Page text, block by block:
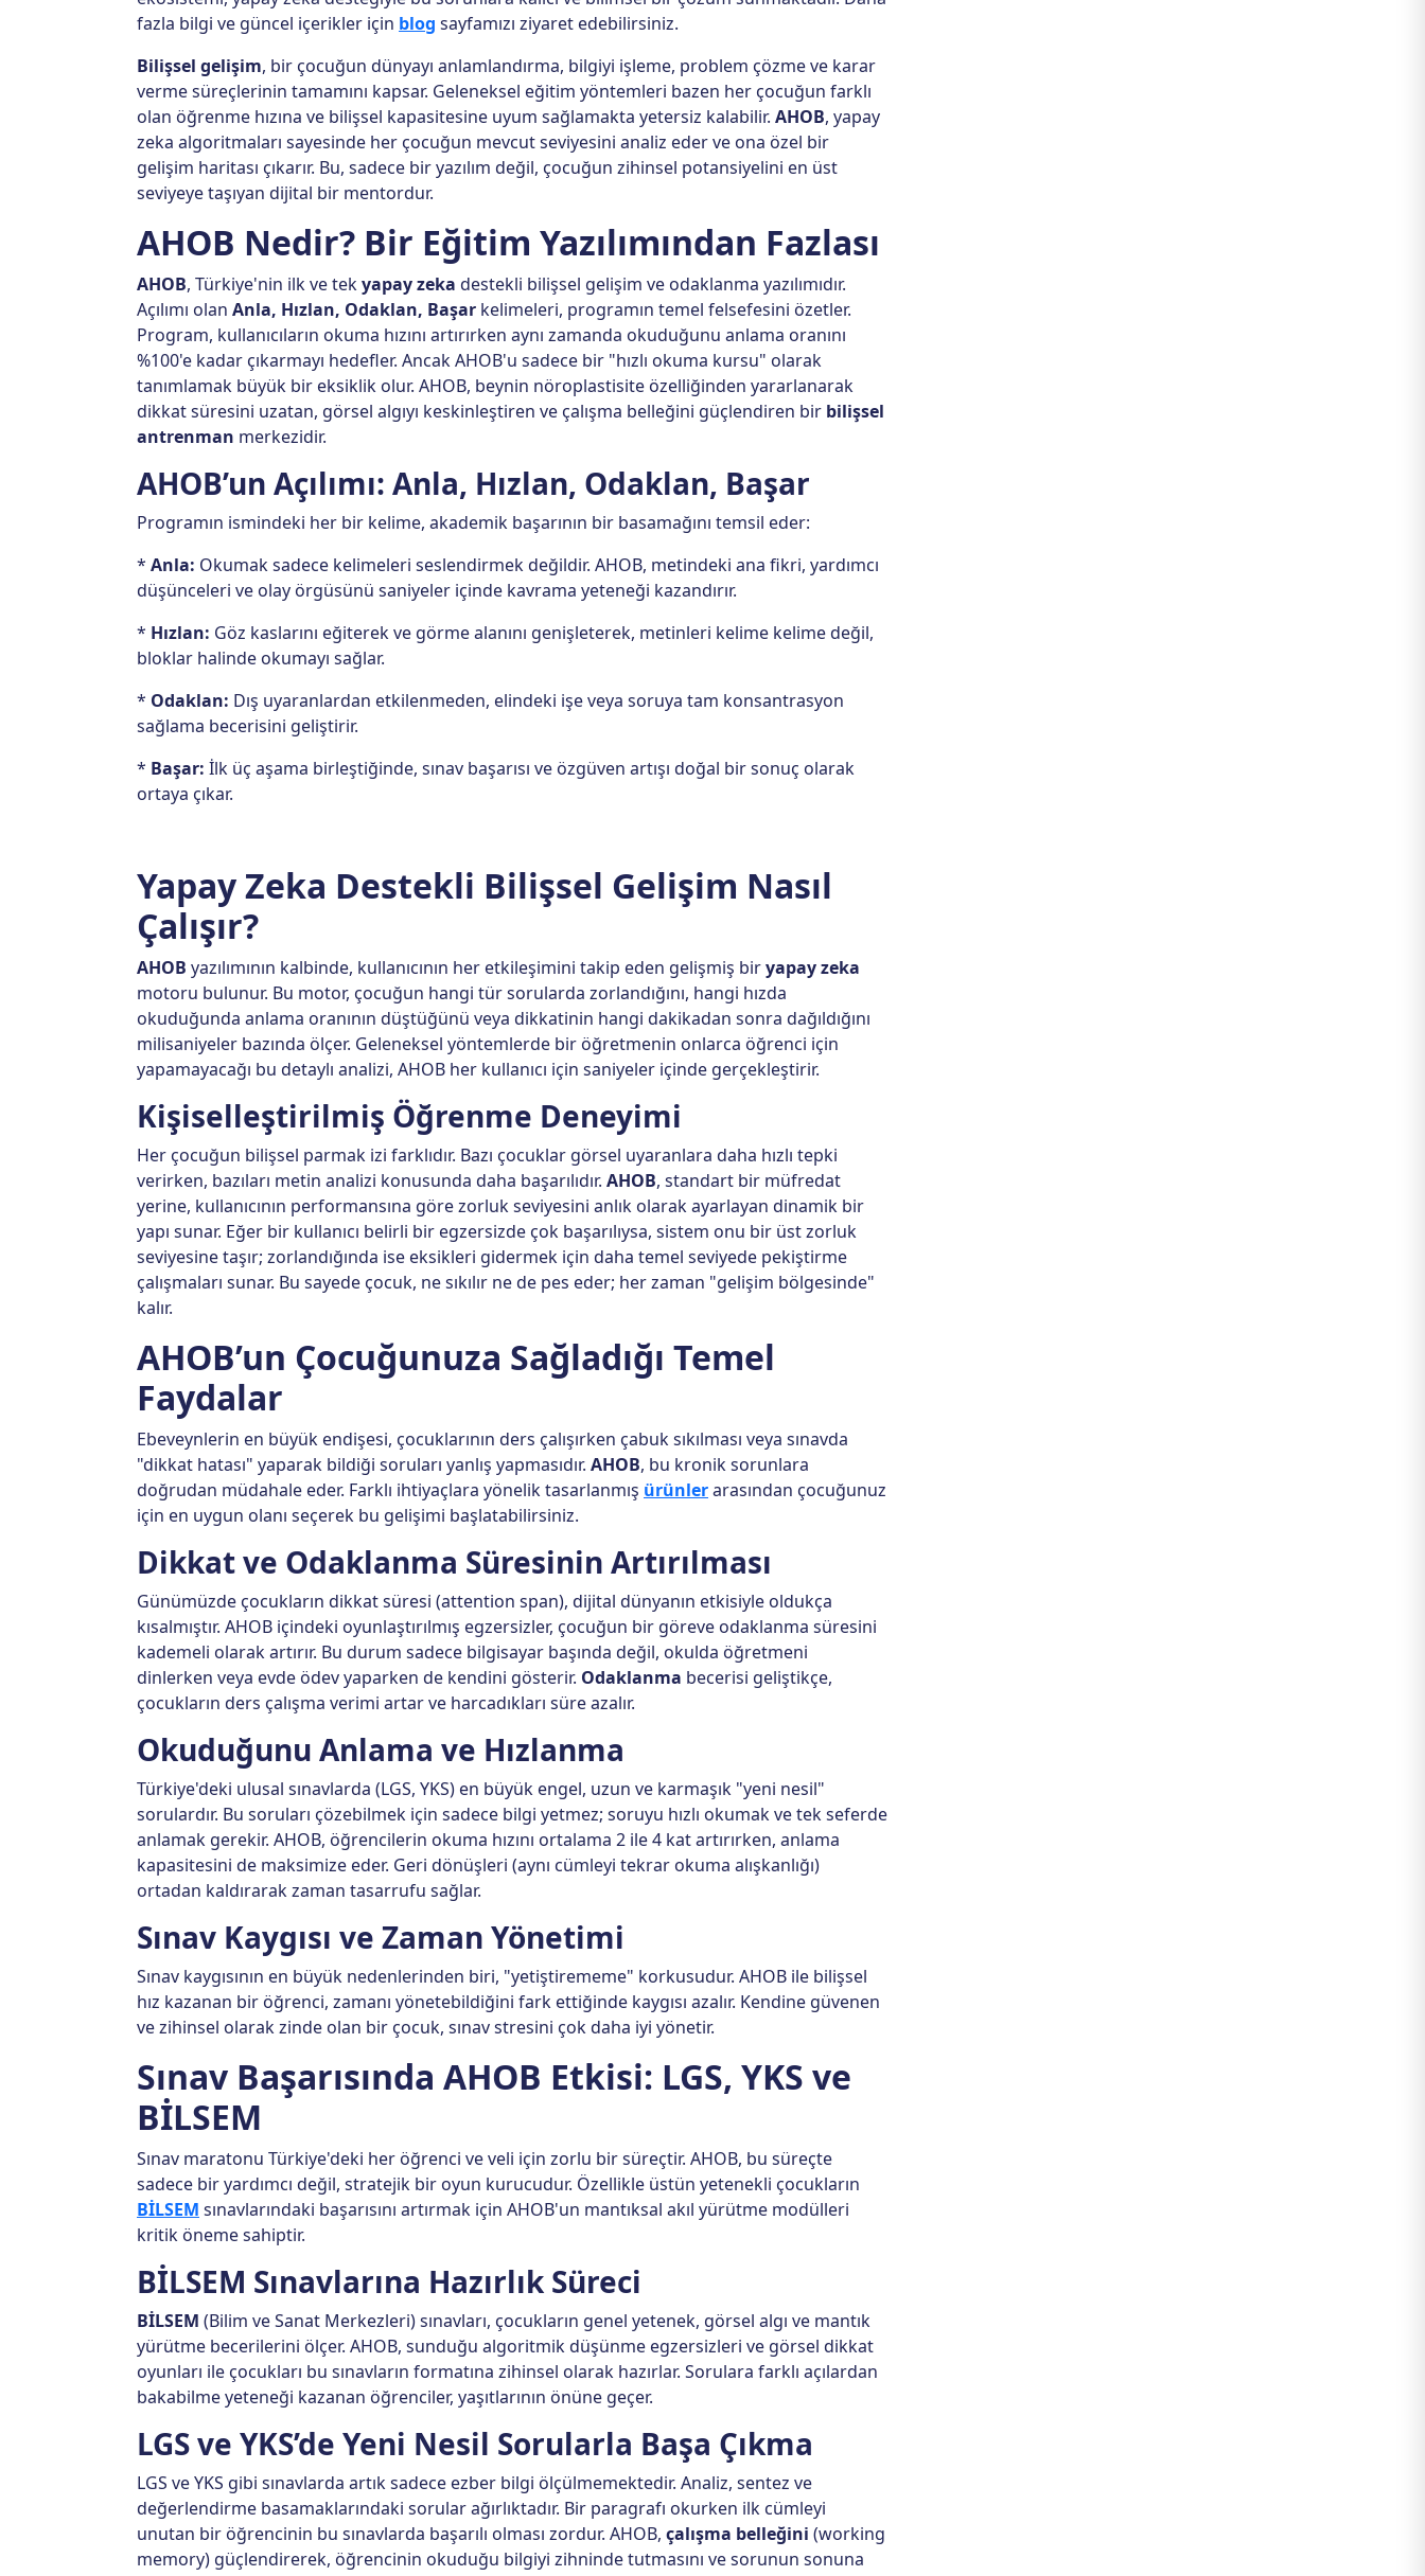
fazla bilgi ve güncel içerikler için blog sayfamızı ziyaret edebilirsiniz.
Bilişsel gelişim, bir çocuğun dünyayı anlamlandırma, bilgiyi işleme, problem çözme ve karar
verme süreçlerinin tamamını kapsar. Geleneksel eğitim yöntemleri bazen her çocuğun farklı
olan öğrenme hızına ve bilişsel kapasitesine uyum sağlamakta yetersiz kalabilir. AHOB, yapay
zeka algoritmaları sayesinde her çocuğun mevcut seviyesini analiz eder ve ona özel bir
gelişim haritası çıkarır. Bu, sadece bir yazılım değil, çocuğun zihinsel potansiyelini en üst
seviyeye taşıyan dijital bir mentordur.
AHOB Nedir? Bir Eğitim Yazılımından Fazlası
AHOB, Türkiye'nin ilk ve tekyapay zeka destekli bilişsel gelişim ve odaklanma yazılımıdır.
Açılımı olan Anla, Hızlan, Odaklan, Başar kelimeleri, programın temel felsefesini özetler.
Program, kullanıcıların okuma hızını artırırken aynı zamanda okuduğunu anlama oranını
%100'e kadar çıkarmayı hedefler. Ancak AHOB'u sadece bir "hızlı okuma kursu" olarak
tanımlamak büyük bir eksiklik olur. AHOB, beynin nöroplastisite özelliğinden yararlanarak
dikkat süresini uzatan, görsel algıyı keskinleştiren ve çalışma belleğini güçlendiren bir bilişsel
antrenman merkezidir.
AHOB’un Açılımı: Anla, Hızlan, Odaklan, Başar
Programın ismindeki her bir kelime, akademik başarının bir basamağını temsil eder:
* Anla: Okumak sadece kelimeleri seslendirmek değildir. AHOB, metindeki ana fikri, yardımcı
düşünceleri ve olay örgüsünü saniyeler içinde kavrama yeteneği kazandırır.
* Hızlan: Göz kaslarını eğiterek ve görme alanını genişleterek, metinleri kelime kelime değil,
bloklar halinde okumayı sağlar.
* Odaklan: Dış uyaranlardan etkilenmeden, elindeki işe veya soruya tam konsantrasyon
sağlama becerisini geliştirir.
* Başar: İlk üç aşama birleştiğinde, sınav başarısı ve özgüven artışı doğal bir sonuç olarak
ortaya çıkar.
Yapay Zeka Destekli Bilişsel Gelişim Nasıl
Çalışır?
AHOB yazılımının kalbinde, kullanıcının her etkileşimini takip eden gelişmiş biryapay zeka
motoru bulunur. Bu motor, çocuğun hangi tür sorularda zorlandığını, hangi hızda
okuduğunda anlama oranının düştüğünü veya dikkatinin hangi dakikadan sonra dağıldığını
milisaniyeler bazında ölçer. Geleneksel yöntemlerde bir öğretmenin onlarca öğrenci için
yapamayacağı bu detaylı analizi, AHOB her kullanıcı için saniyeler içinde gerçekleştirir.
Kişiselleştirilmiş Öğrenme Deneyimi
Her çocuğun bilişsel parmak izi farklıdır. Bazı çocuklar görsel uyaranlara daha hızlı tepki
verirken, bazıları metin analizi konusunda daha başarılıdır. AHOB, standart bir müfredat
yerine, kullanıcının performansına göre zorluk seviyesini anlık olarak ayarlayan dinamik bir
yapı sunar. Eğer bir kullanıcı belirli bir egzersizde çok başarılıysa, sistem onu bir üst zorluk
seviyesine taşır; zorlandığında ise eksikleri gidermek için daha temel seviyede pekiştirme
çalışmaları sunar. Bu sayede çocuk, ne sıkılır ne de pes eder; her zaman "gelişim bölgesinde"
kalır.
AHOB’un Çocuğunuza Sağladığı Temel
Faydalar
Ebeveynlerin en büyük endişesi, çocuklarının ders çalışırken çabuk sıkılması veya sınavda
"dikkat hatası" yaparak bildiği soruları yanlış yapmasıdır. AHOB, bu kronik sorunlara
doğrudan müdahale eder. Farklı ihtiyaçlara yönelik tasarlanmış ürünlerarasından çocuğunuz
için en uygun olanı seçerek bu gelişimi başlatabilirsiniz.
Dikkat ve Odaklanma Süresinin Artırılması
Günümüzde çocukların dikkat süresi (attention span), dijital dünyanın etkisiyle oldukça
kısalmıştır. AHOB içindeki oyunlaştırılmış egzersizler, çocuğun bir göreve odaklanma süresini
kademeli olarak artırır. Bu durum sadece bilgisayar başında değil, okulda öğretmeni
dinlerken veya evde ödev yaparken de kendini gösterir. Odaklanma becerisi geliştikçe,
çocukların ders çalışma verimi artar ve harcadıkları süre azalır.
Okuduğunu Anlama ve Hızlanma
Türkiye'deki ulusal sınavlarda (LGS, YKS) en büyük engel, uzun ve karmaşık "yeni nesil"
sorulardır. Bu soruları çözebilmek için sadece bilgi yetmez; soruyu hızlı okumak ve tek seferde
anlamak gerekir. AHOB, öğrencilerin okuma hızını ortalama 2 ile 4 kat artırırken, anlama
kapasitesini de maksimize eder. Geri dönüşleri (aynı cümleyi tekrar okuma alışkanlığı)
ortadan kaldırarak zaman tasarrufu sağlar.
Sınav Kaygısı ve Zaman Yönetimi
Sınav kaygısının en büyük nedenlerinden biri, "yetiştirememe" korkusudur. AHOB ile bilişsel
hız kazanan bir öğrenci, zamanı yönetebildiğini fark ettiğinde kaygısı azalır. Kendine güvenen
ve zihinsel olarak zinde olan bir çocuk, sınav stresini çok daha iyi yönetir.
Sınav Başarısında AHOB Etkisi: LGS, YKS ve
BİLSEM
Sınav maratonu Türkiye'deki her öğrenci ve veli için zorlu bir süreçtir. AHOB, bu süreçte
sadece bir yardımcı değil, stratejik bir oyun kurucudur. Özellikle üstün yetenekli çocukların
BİLSEM sınavlarındaki başarısını artırmak için AHOB'un mantıksal akıl yürütme modülleri
kritik öneme sahiptir.
BİLSEM Sınavlarına Hazırlık Süreci
BİLSEM (Bilim ve Sanat Merkezleri) sınavları, çocukların genel yetenek, görsel algı ve mantık
yürütme becerilerini ölçer. AHOB, sunduğu algoritmik düşünme egzersizleri ve görsel dikkat
oyunları ile çocukları bu sınavların formatına zihinsel olarak hazırlar. Sorulara farklı açılardan
bakabilme yeteneği kazanan öğrenciler, yaşıtlarının önüne geçer.
LGS ve YKS’de Yeni Nesil Sorularla Başa Çıkma
LGS ve YKS gibi sınavlarda artık sadece ezber bilgi ölçülmemektedir. Analiz, sentez ve
değerlendirme basamaklarındaki sorular ağırlıktadır. Bir paragrafı okurken ilk cümleyi
unutan bir öğrencinin bu sınavlarda başarılı olması zordur. AHOB, çalışma belleğini (working
memory) güçlendirerek, öğrencinin okuduğu bilgiyi zihninde tutmasını ve sorunun sonuna